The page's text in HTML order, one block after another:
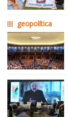
geopolítica